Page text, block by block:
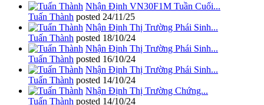
Nhận Định VN30F1M Tuần Cuối...
Tuấn Thành posted 24/11/25
Nhận Định Thị Trường Phái Sinh...
Tuấn Thành posted 18/10/24
Nhận Định Thị Trường Phái Sinh...
Tuấn Thành posted 16/10/24
Nhận Định Thị Trường Phái Sinh...
Tuấn Thành posted 14/10/24
Nhận Định Thị Trường Chứng...
Tuấn Thành posted 14/10/24